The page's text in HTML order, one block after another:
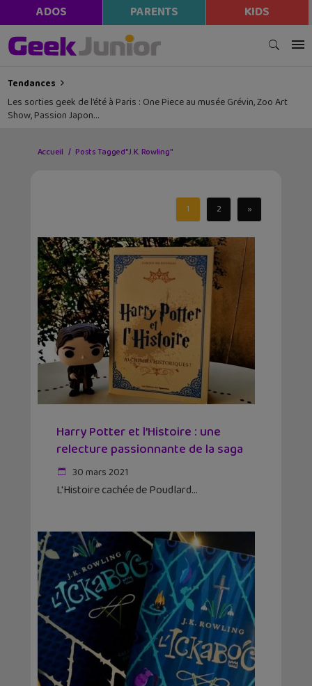
ADOS PARENTS KIDS
Tendances
Les sorties geek de l’été à Paris : One Piece au musée Grévin, Zoo Art
Show, Passion Japon…
Accueil Posts Tagged "J.K. Rowling"
1 2 »
Harry Potter et l’Histoire : une
relecture passionnante de la saga
30 mars 2021
L'Histoire cachée de Poudlard